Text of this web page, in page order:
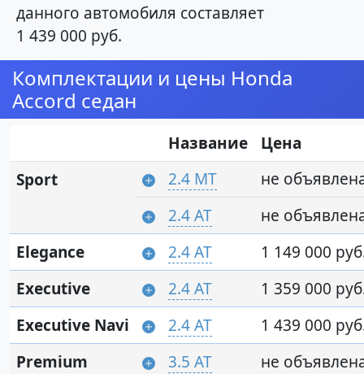
данного автомобиля составляет
1 439 000 руб.
Комплектации и цены Honda
Accord седан
Название
Цена
Sport
2.4 MT
не
2.4 AT
не
Elegance
2.4 AT
1 149 000
Executive
2.4 AT
1 359 000
Executive Navi
2.4 AT
1 439 000
Premium
3.5 AT
не